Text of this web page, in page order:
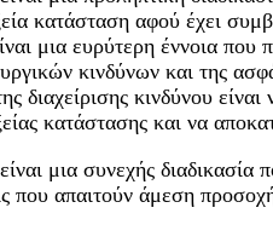
κατάσταση αφού έχει
μια ευρύτερη έννοια
κινδύνων και της
διαχείρισης κινδύνου
κατάστασης και να
μια συνεχής
που απαιτούν άμεση